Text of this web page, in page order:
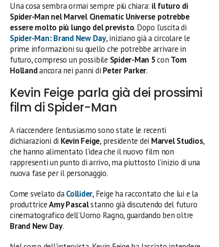
Una cosa sembra ormai sempre più chiara: il futuro di
Spider-Man nel Marvel Cinematic Universe potrebbe
essere molto più lungo del previsto. Dopo l’uscita di
Spider-Man: Brand New Day, iniziano già a circolare le
prime informazioni su quello che potrebbe arrivare in
futuro, compreso un possibile Spider-Man 5con Tom
Hollandancora nei panni di Peter Parker.
Kevin Feige parla già dei prossimi
film di Spider-Man
A riaccendere l’entusiasmo sono state le recenti
dichiarazioni di Kevin Feige, presidente dei Marvel Studios,
che hanno alimentato l’idea che il nuovo film non
rappresenti un punto di arrivo, ma piuttosto l’inizio di una
nuova fase per il personaggio.
Come svelato daCollider, Feige ha raccontato che lui e la
produttriceAmy Pascalstanno già discutendo del futuro
cinematografico dell’Uomo Ragno, guardando ben oltre
Brand New Day.